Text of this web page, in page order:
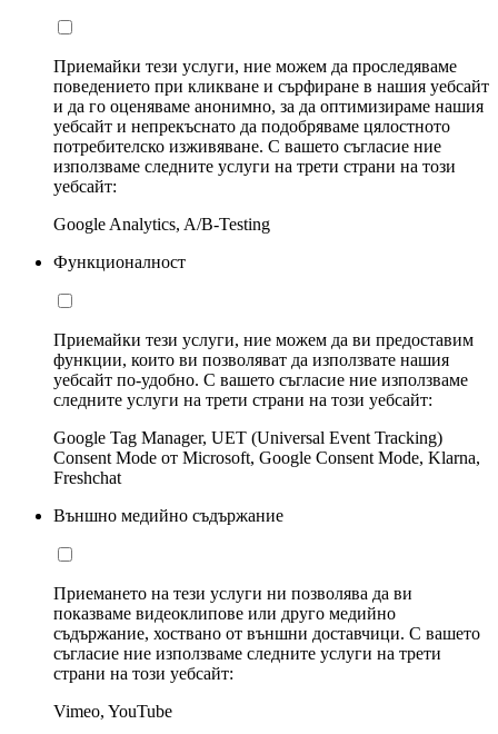
Приемайки тези услуги, ние можем да проследяваме
поведението при кликване и сърфиране в нашия уебсайт
и да го оценяваме анонимно, за да оптимизираме нашия
уебсайт и непрекъснато да подобряваме цялостното
потребителско изживяване. С вашето съгласие ние
използваме следните услуги на трети страни на този
уебсайт:
Google Analytics, A/B-Testing
Функционалност
Приемайки тези услуги, ние можем да ви предоставим
функции, които ви позволяват да използвате нашия
уебсайт по-удобно. С вашето съгласие ние използваме
следните услуги на трети страни на този уебсайт:
Google Tag Manager, UET (Universal Event Tracking)
Consent Mode от Microsoft, Google Consent Mode, Klarna,
Freshchat
Външно медийно съдържание
Приемането на тези услуги ни позволява да ви
показваме видеоклипове или друго медийно
съдържание, хоствано от външни доставчици. С вашето
съгласие ние използваме следните услуги на трети
страни на този уебсайт:
Vimeo, YouTube